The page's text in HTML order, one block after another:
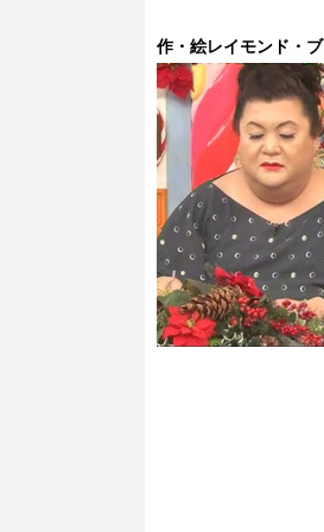
作・絵レイモンド・